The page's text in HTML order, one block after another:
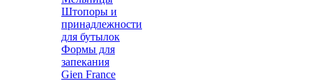
Штопоры и
принадлежности
для бутылок
Формы для
запекания
Gien France